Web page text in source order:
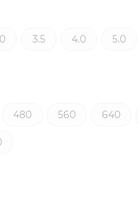
3.5 4.0 5.0
480 560 640